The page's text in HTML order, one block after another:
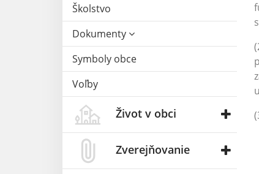
Školstvo
Dokumenty
Symboly obce
Voľby
Život v obci
Zverejňovanie